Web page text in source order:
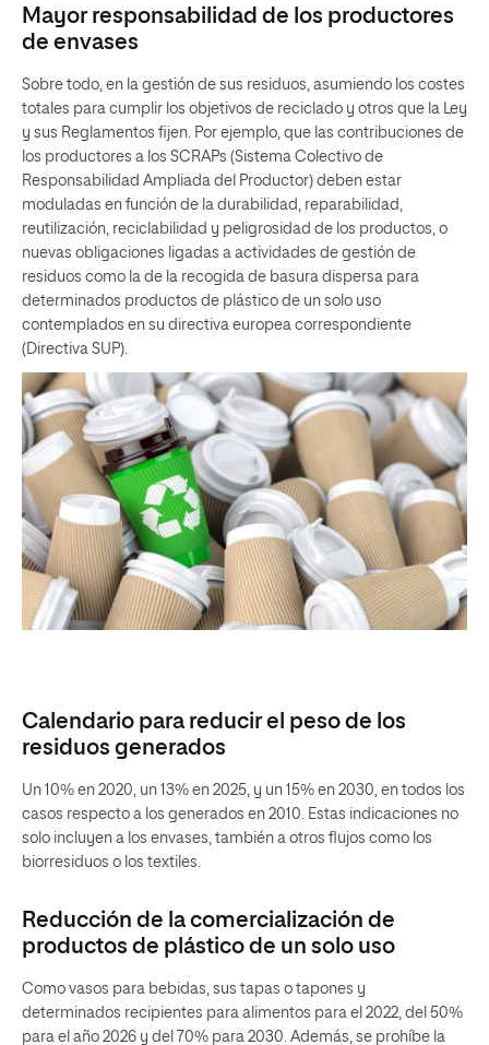
Mayor responsabilidad de los productores
de envases
Sobre todo, en la gestión de sus residuos, asumiendo los costes
totales para cumplir los objetivos de reciclado y otros que la Ley
y sus Reglamentos fijen. Por ejemplo, que las contribuciones de
los productores a los SCRAPs (Sistema Colectivo de
Responsabilidad Ampliada del Productor) deben estar
moduladas en función de la durabilidad, reparabilidad,
reutilización, reciclabilidad y peligrosidad de los productos, o
nuevas obligaciones ligadas a actividades de gestión de
residuos como la de la recogida de basura dispersa para
determinados productos de plástico de un solo uso
contemplados en su directiva europea correspondiente
(Directiva SUP).
Calendario para reducir el peso de los
residuos generados
Un 10% en 2020, un 13% en 2025, y un 15% en 2030, en todos los
casos respecto a los generados en 2010. Estas indicaciones no
solo incluyen a los envases, también a otros flujos como los
biorresiduos o los textiles.
Reducción de la comercialización de
productos de plástico de un solo uso
Como vasos para bebidas, sus tapas o tapones y
determinados recipientes para alimentos para el 2022, del 50%
para el año 2026 y del 70% para 2030. Además, se prohíbe la